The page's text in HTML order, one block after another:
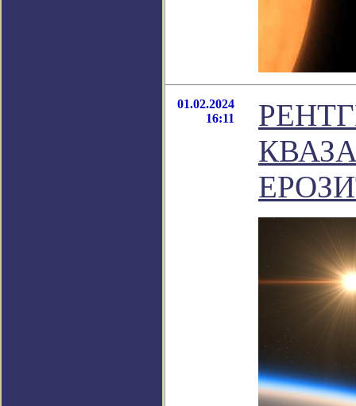
01.02.2024
16:11